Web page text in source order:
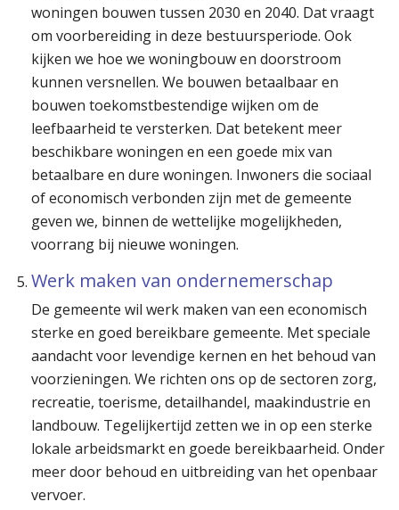
woningen bouwen tussen 2030 en 2040. Dat vraagt
om voorbereiding in deze bestuursperiode. Ook
kijken we hoe we woningbouw en doorstroom
kunnen versnellen. We bouwen betaalbaar en
bouwen toekomstbestendige wijken om de
leefbaarheid te versterken. Dat betekent meer
beschikbare woningen en een goede mix van
betaalbare en dure woningen. Inwoners die sociaal
of economisch verbonden zijn met de gemeente
geven we, binnen de wettelijke mogelijkheden,
voorrang bij nieuwe woningen.
Werk maken van ondernemerschap
De gemeente wil werk maken van een economisch
sterke en goed bereikbare gemeente. Met speciale
aandacht voor levendige kernen en het behoud van
voorzieningen. We richten ons op de sectoren zorg,
recreatie, toerisme, detailhandel, maakindustrie en
landbouw. Tegelijkertijd zetten we in op een sterke
lokale arbeidsmarkt en goede bereikbaarheid. Onder
meer door behoud en uitbreiding van het openbaar
vervoer.